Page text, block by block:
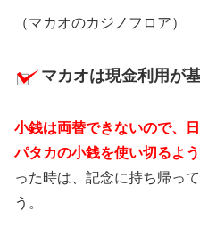
（マカオのカジノフロア）
マカオは現金利用が
小銭は両替できないので、
パタカの小銭を使い切るよう
った時は、記念に持ち帰っ
う。